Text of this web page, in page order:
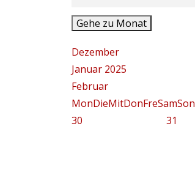
Gehe zu Monat
Dezember
Januar 2025
Februar
MonDieMitDonFreSamSon
30
31